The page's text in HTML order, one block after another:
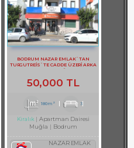
BODRUM NAZAR EMLAK`TAN
TURGUTREİS`TE CADDE ÜZERİ ARKA
50,000 TL
180m² 3
Kiralık
Apartman Dairesi
Muğla
Bodrum
NAZAR EMLAK